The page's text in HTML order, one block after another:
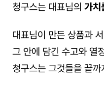
청구스는 대표님의 가치
대표님이 만든 상품과
그 안에 담긴 수고와 열
청구스는 그것들을 끝